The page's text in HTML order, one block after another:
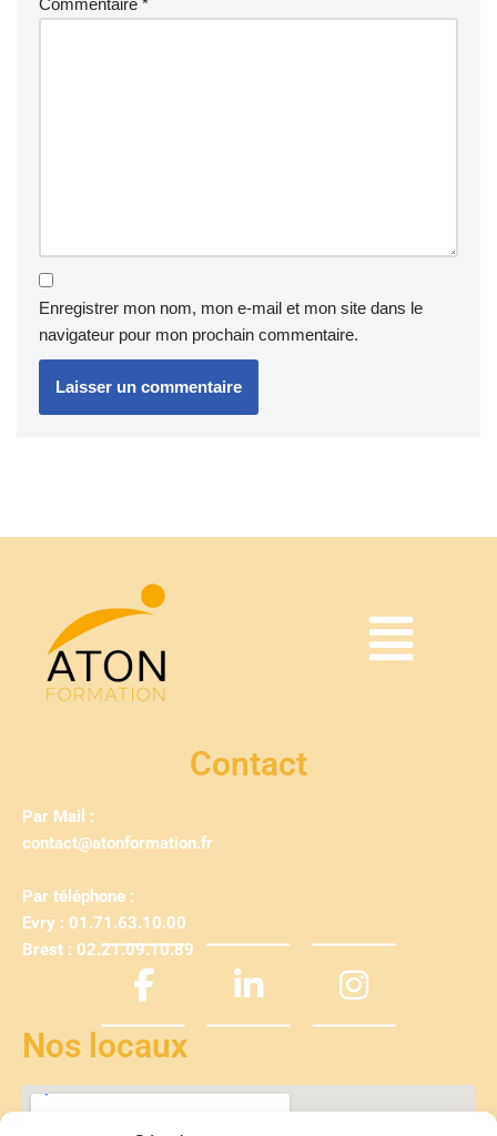
Commentaire *
Enregistrer mon nom, mon e-mail et mon site dans le
navigateur pour mon prochain commentaire.
Contact
Par Mail :
contact@atonformation.fr
Par téléphone :
Evry : 01.71.63.10.00
Brest : 02.21.09.10.89
Nos locaux